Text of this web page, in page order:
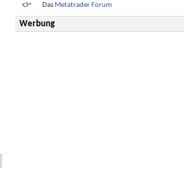
Das Metatrader Forum
Werbung